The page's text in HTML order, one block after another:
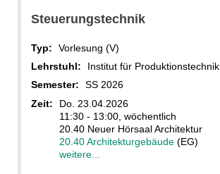
Steuerungstechnik
Typ:
Vorlesung (V)
Lehrstuhl:
Institut für Produktionstechnik
Semester:
SS 2026
Zeit:
Do. 23.04.2026
11:30 - 13:00, wöchentlich
20.40 Neuer Hörsaal Architektur
20.40 Architekturgebäude(EG)
weitere...